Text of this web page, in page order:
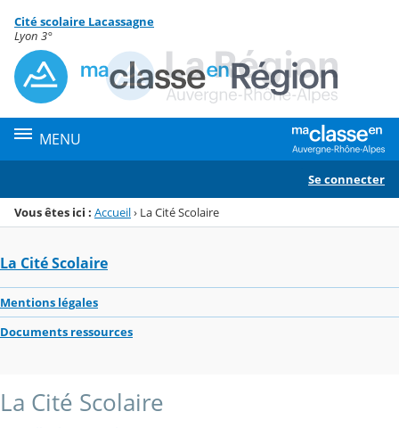
Menu de la rubrique
Contenu
Cité scolaire Lacassagne
Lyon 3°
MENU
Se connecter
Vous êtes ici : Accueil› La Cité Scolaire
La Cité Scolaire
Mentions légales
Documents ressources
La Cité Scolaire